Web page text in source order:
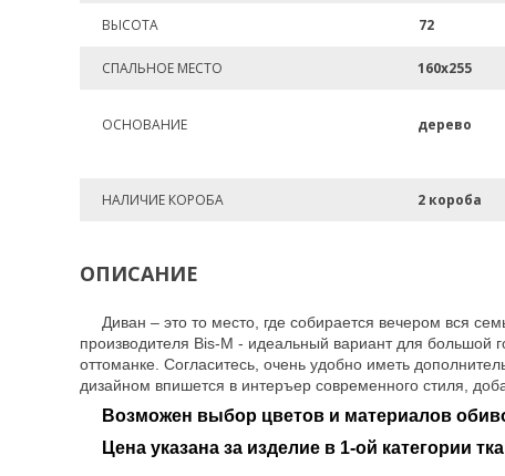
ВЫСОТА 72
СПАЛЬНОЕ МЕСТО 160х255
ОСНОВАНИЕ
дерево
НАЛИЧИЕ КОРОБА
2 короба
ОПИСАНИЕ
Диван – это то место, где собирается вечером вся
производителя Bis-M - идеальный вариант для большой
оттоманке. Согласитесь, очень удобно иметь
дизайном впишется в интеръер современного стиля,
Возможен выбор цветов и материалов
Цена указана за изделие в 1-ой категории